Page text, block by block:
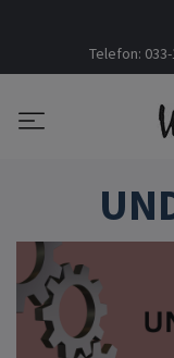
Telefon: 033-